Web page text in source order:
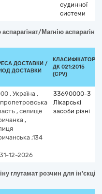
судинної
системи
Магнію
ДОСТАВКИ /
ДОСТАВКИ
КЛАСИФІКАТОР
ДК 021:2015
(CPV)
, Україна ,
, селище
,
,134
12-2026
33690000-3
Лікарські
засоби різні
глутамат розчин для